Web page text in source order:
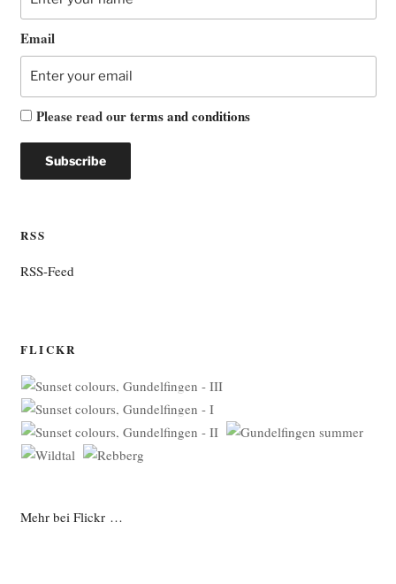
Email
Please read ourterms and conditions
RSS
RSS-Feed
FLICKR
Mehr bei Flickr …